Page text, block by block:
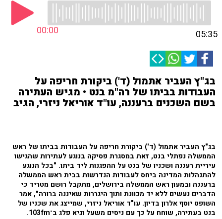
00:00 05:35
בג"ץ העביר אתמול (ד') ביקורת חריפה על
העבודות בביתו של רה"מ בנט • מגיש העתירה
בשם השכנים ברעננה, עו"ד אוריאל ניזרי, הגיב
בג"ץ העביר אתמול (ד') ביקורת חריפה על העבודות בביתו של ראש
הממשלה נפתלי בנט, זאת במסגרת פסיקה בנוגע לעתירות שהגישו
עיריית רעננה ושכניו של בנט על ההפגנות ליד ביתו. "בכל הנוגע
להתנהלות המדינה ביחס לעבודות הנדרשות בבית ראש הממשלה
ברעננה ובמעון ראש הממשלה בירושלים, מתקבל רושם מטריד כי
הדברים נעשים ללא יד מכוונת ותוך היגררות שאיננה ברורה", אמר
השופט יוסף אלרון בדיון. עו"ד אוריאל ניזרי, שמייצג את שכניו של
בנט בעתירה, שוחח על כך עם ניסים משעל וגיא פלג ב־103fm.